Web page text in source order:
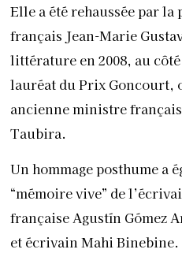
Elle a été rehaussée par la
français Jean-Marie
littérature en 2008, au
lauréat du Prix Goncourt,
ancienne ministre
Taubira.
Un hommage posthume a
“mémoire vive” de
française Agustín Gómez
et écrivain Mahi Binebine.